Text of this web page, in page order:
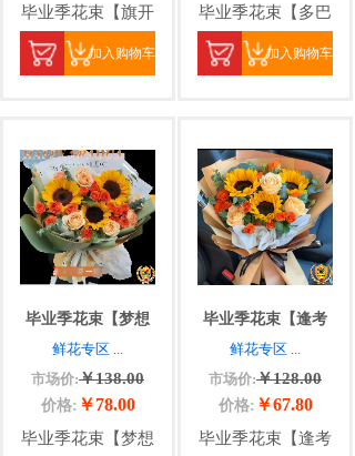
毕业季花束【旗开
加入购物车
毕业季花束【多巴
加入购物车
毕业季花束【梦想
鲜花专区 ...
市场价:￥138.00
价格: ￥78.00
毕业季花束【梦想
毕业季花束【逢考
鲜花专区 ...
市场价:￥128.00
价格: ￥67.80
毕业季花束【逢考